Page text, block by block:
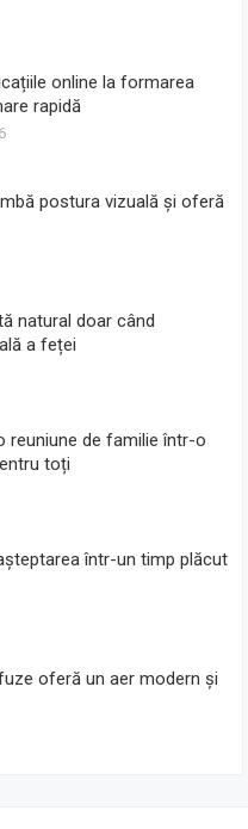
online la formarea
rapidă
postura vizuală și oferă
natural doar când
a feței
reuniune de familie într-o
toți
într-un timp plăcut
oferă un aer modern și